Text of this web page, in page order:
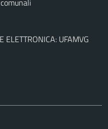
ELETTRONICA: UFAMVG